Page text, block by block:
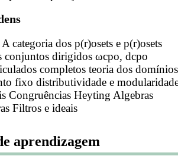
A categoria dos p(r)osets e p(r)osets
conjuntos dirigidos ωcpo, dcpo
completos teoria dos domínios
fixo distributividade e
Congruências Heyting Algebras
Filtros e ideais
aprendizagem